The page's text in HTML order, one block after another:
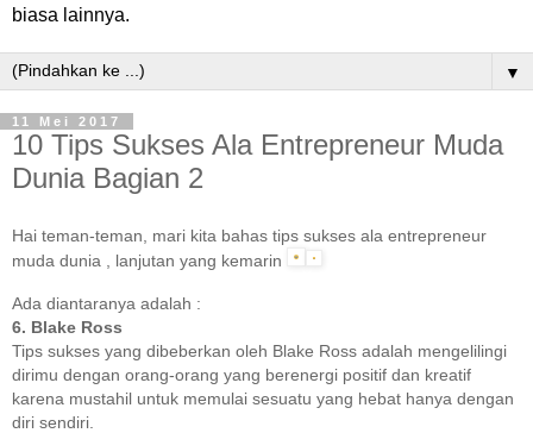
biasa lainnya.
▼
11 Mei 2017
10 Tips Sukses Ala Entrepreneur Muda
Dunia Bagian 2
Hai teman-teman, mari kita bahas tips sukses ala entrepreneur
muda dunia , lanjutan yang kemarin
Ada diantaranya adalah :
6. Blake Ross
Tips sukses yang dibeberkan oleh Blake Ross adalah mengelilingi
dirimu dengan orang-orang yang berenergi positif dan kreatif
karena mustahil untuk memulai sesuatu yang hebat hanya dengan
diri sendiri.